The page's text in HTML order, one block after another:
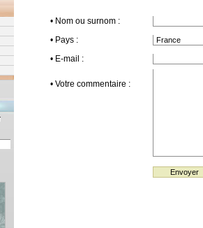
• Nom ou surnom :
• Pays :
• E-mail :
• Votre commentaire :